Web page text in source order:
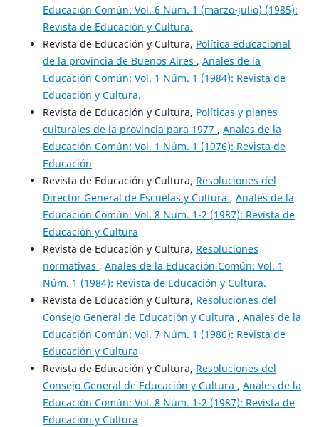
Educación Común: Vol. 6 Núm. 1 (marzo-julio) (1985):
Revista de Educación y Cultura.
Revista de Educación y Cultura, Política educacional
de la provincia de Buenos Aires , Anales de la
Educación Común: Vol. 1 Núm. 1 (1984): Revista de
Educación y Cultura.
Revista de Educación y Cultura, Políticas y planes
culturales de la provincia para 1977 , Anales de la
Educación Común: Vol. 1 Núm. 1 (1976): Revista de
Educación
Revista de Educación y Cultura, Resoluciones del
Director General de Escuelas y Cultura , Anales de la
Educación Común: Vol. 8 Núm. 1-2 (1987): Revista de
Educación y Cultura
Revista de Educación y Cultura, Resoluciones
normativas , Anales de la Educación Común: Vol. 1
Núm. 1 (1984): Revista de Educación y Cultura.
Revista de Educación y Cultura, Resoluciones del
Consejo General de Educación y Cultura , Anales de la
Educación Común: Vol. 7 Núm. 1 (1986): Revista de
Educación y Cultura
Revista de Educación y Cultura, Resoluciones del
Consejo General de Educación y Cultura , Anales de la
Educación Común: Vol. 8 Núm. 1-2 (1987): Revista de
Educación y Cultura